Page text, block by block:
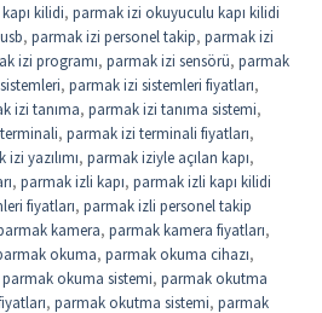
kilidi, parmak izi okuyuculu kapı kilidi
, parmak izi personel takip, parmak izi
izi programı, parmak izi sensörü, parmak
, parmak izi sistemleri fiyatları,
izi tanıma, parmak izi tanıma sistemi,
, parmak izi terminali fiyatları,
yazılımı, parmak iziyle açılan kapı,
, parmak izli kapı, parmak izli kapı kilidi
fiyatları, parmak izli personel takip
kamera, parmak kamera fiyatları,
okuma, parmak okuma cihazı,
parmak okuma sistemi, parmak okutma
, parmak okutma sistemi, parmak